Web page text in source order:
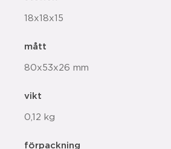
18x18x15
mått
80x53x26 mm
vikt
0,12 kg
förpackning